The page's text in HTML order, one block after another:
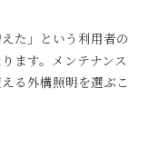
た」という利用者の
ます。メンテナンス
る外構照明を選ぶこ